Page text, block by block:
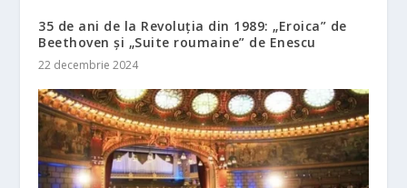
35 de ani de la Revoluția din 1989: „Eroica” de
Beethoven și „Suite roumaine” de Enescu
22 decembrie 2024